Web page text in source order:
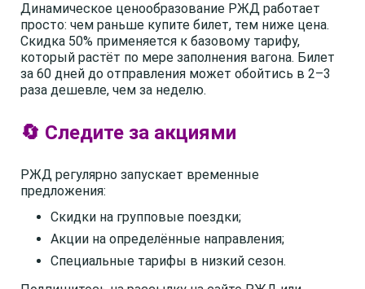
Динамическое ценообразование РЖД работает
просто: чем раньше купите билет, тем ниже цена.
Скидка 50% применяется к базовому тарифу,
который растёт по мере заполнения вагона. Билет
за 60 дней до отправления может обойтись в 2–3
раза дешевле, чем за неделю.
🔄 Следите за акциями
РЖД регулярно запускает временные
предложения:
Скидки на групповые поездки;
Акции на определённые направления;
Специальные тарифы в низкий сезон.